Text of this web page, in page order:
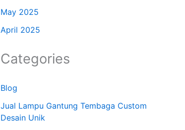
May 2025
April 2025
Categories
Blog
Jual Lampu Gantung Tembaga Custom
Desain Unik